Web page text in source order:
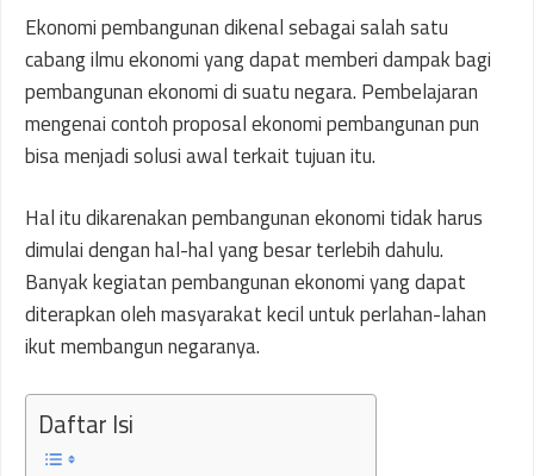
Ekonomi pembangunan dikenal sebagai salah satu
cabang ilmu ekonomi yang dapat memberi dampak bagi
pembangunan ekonomi di suatu negara. Pembelajaran
mengenai contoh proposal ekonomi pembangunan pun
bisa menjadi solusi awal terkait tujuan itu.
Hal itu dikarenakan pembangunan ekonomi tidak harus
dimulai dengan hal-hal yang besar terlebih dahulu.
Banyak kegiatan pembangunan ekonomi yang dapat
diterapkan oleh masyarakat kecil untuk perlahan-lahan
ikut membangun negaranya.
Daftar Isi